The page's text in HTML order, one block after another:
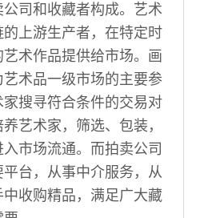
司和收藏者构成。艺术
上游生产者，在特定时
术作品提供给市场。画
术品一级市场的主要参
搜寻符合条件的交易对
艺术家，筛选、包装，
市场流通。而拍卖公司
台，从事中介服务，从
收购精品，满足广大藏